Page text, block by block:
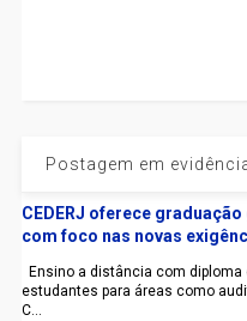
Postagem em
CEDERJ oferece
com foco nas novas
Ensino a distância com
estudantes para áreas como
C...